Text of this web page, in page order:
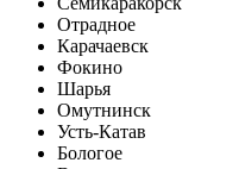
Отрадное
Карачаевск
Фокино
Шарья
Омутнинск
Усть-Катав
Бологое